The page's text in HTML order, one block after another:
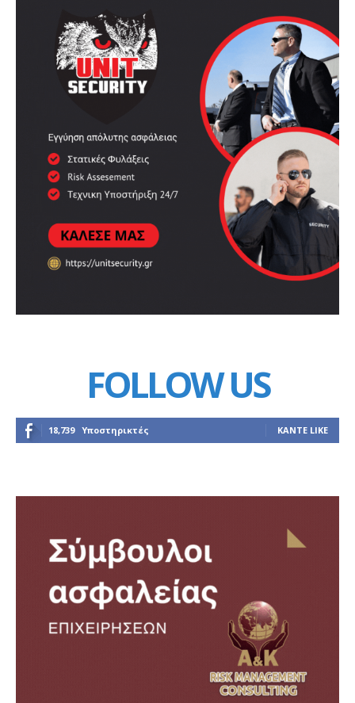
FOLLOW US
18,739 Υποστηρικτές ΚΆΝΤΕ LIKE